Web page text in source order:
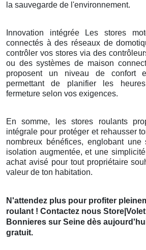
la sauvegarde de l'environnement.
Innovation intégrée Les stores
connectés à des réseaux de
contrôler vos stores via des
ou des systèmes de maison
proposent un niveau de confort
permettant de planifier les
fermeture selon vos exigences.
En somme, les stores roulants
intégrale pour protéger et rehausser
nombreux bénéfices, englobant une
isolation augmentée, et une
achat avisé pour tout propriétaire
valeur de ton habitation.
N'attendez plus pour profiter
roulant ! Contactez nous
Bonnieres sur Seine dès
gratuit.